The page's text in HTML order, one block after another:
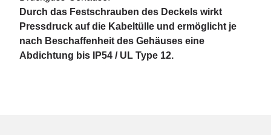
Durch das Festschrauben des Deckels wirkt
Pressdruck auf die Kabeltülle und ermöglicht je
nach Beschaffenheit des Gehäuses eine
Abdichtung bis IP54 / UL Type 12.